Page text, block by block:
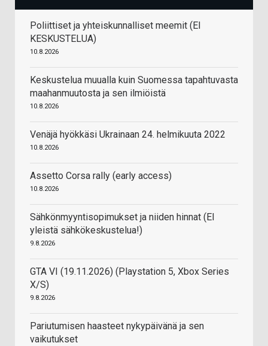
Poliittiset ja yhteiskunnalliset meemit (EI
KESKUSTELUA)
10.8.2026
Keskustelua muualla kuin Suomessa tapahtuvasta
maahanmuutosta ja sen ilmiöistä
10.8.2026
Venäjä hyökkäsi Ukrainaan 24. helmikuuta 2022
10.8.2026
Assetto Corsa rally (early access)
10.8.2026
Sähkönmyyntisopimukset ja niiden hinnat (EI
yleistä sähkökeskustelua!)
9.8.2026
GTA VI (19.11.2026) (Playstation 5, Xbox Series
X/S)
9.8.2026
Pariutumisen haasteet nykypäivänä ja sen
vaikutukset